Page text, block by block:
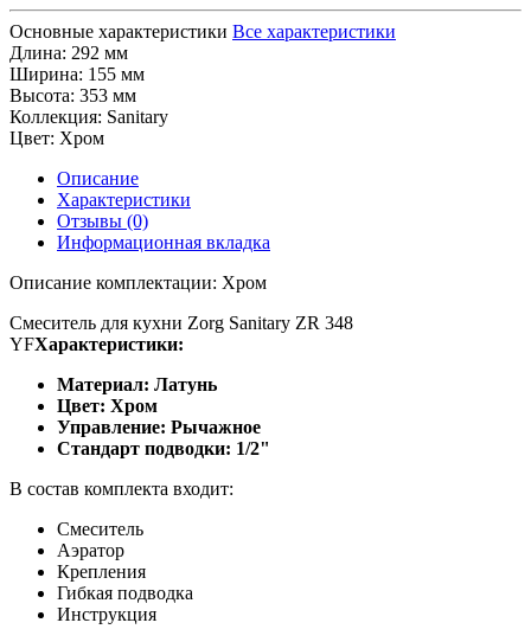
Основные характеристики Все характеристики
Длина: 292 мм
Ширина: 155 мм
Высота: 353 мм
Коллекция: Sanitary
Цвет: Хром
Описание
Характеристики
Отзывы (0)
Информационная вкладка
Описание комплектации: Хром
Смеситель для кухни Zorg Sanitary ZR 348
YFХарактеристики:
Материал: Латунь
Цвет: Хром
Управление: Рычажное
Стандарт подводки: 1/2"
В состав комплекта входит:
Смеситель
Аэратор
Крепления
Гибкая подводка
Инструкция